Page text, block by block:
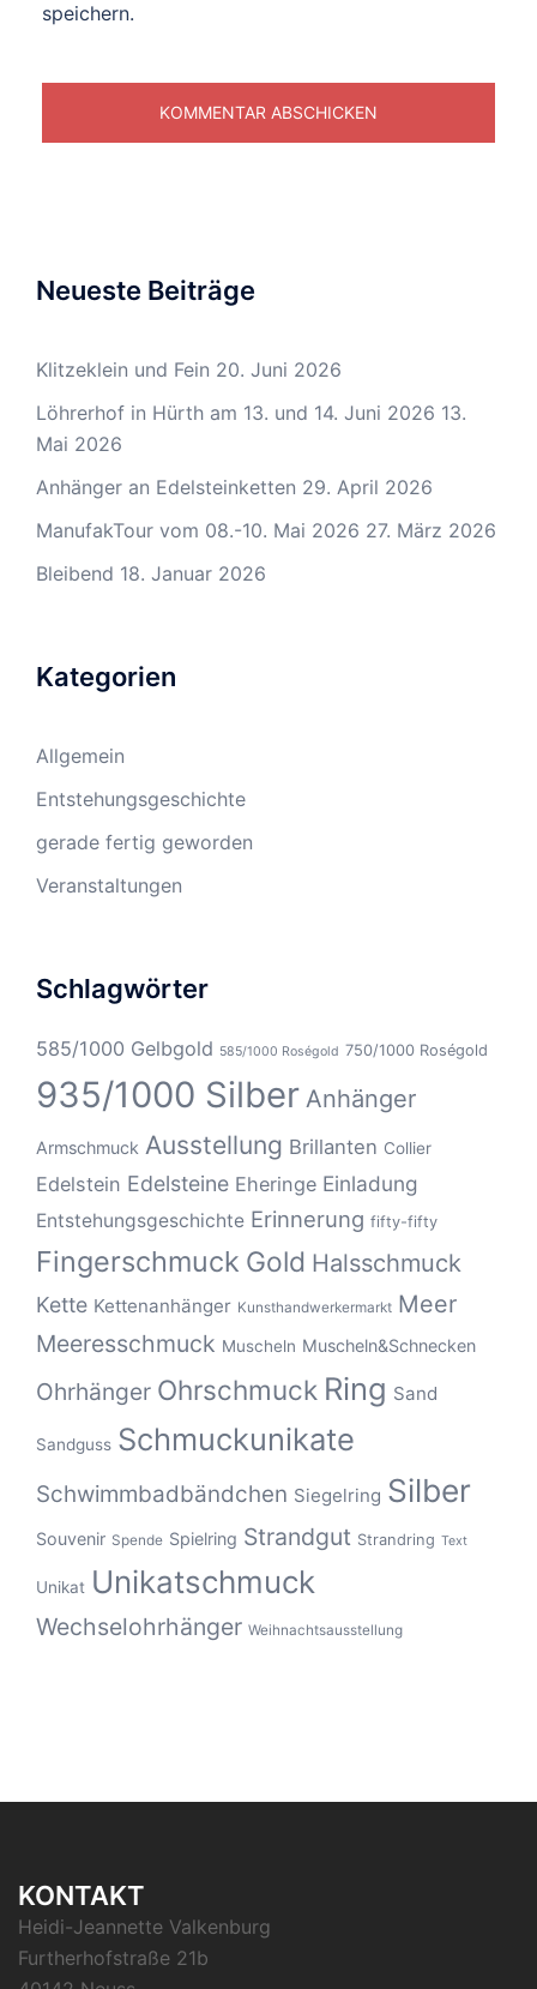
speichern.
Neueste Beiträge
Klitzeklein und Fein 20. Juni 2026
Löhrerhof in Hürth am 13. und 14. Juni 2026 13.
Mai 2026
Anhänger an Edelsteinketten 29. April 2026
ManufakTour vom 08.-10. Mai 2026 27. März 2026
Bleibend 18. Januar 2026
Kategorien
Allgemein
Entstehungsgeschichte
gerade fertig geworden
Veranstaltungen
Schlagwörter
585/1000 Gelbgold 585/1000 Roségold 750/1000 Roségold
935/1000 Silber Anhänger
Armschmuck Ausstellung Brillanten Collier
Edelstein Edelsteine Eheringe Einladung
Entstehungsgeschichte Erinnerung fifty-fifty
Fingerschmuck Gold Halsschmuck
Kette Kettenanhänger Kunsthandwerkermarkt Meer
Meeresschmuck Muscheln Muscheln&Schnecken
Ohrhänger Ohrschmuck Ring Sand
Sandguss Schmuckunikate
Schwimmbadbändchen Siegelring Silber
Souvenir Spende Spielring Strandgut Strandring Text
Unikat Unikatschmuck
Wechselohrhänger Weihnachtsausstellung
KONTAKT
Heidi-Jeannette Valkenburg
Furtherhofstraße 21b